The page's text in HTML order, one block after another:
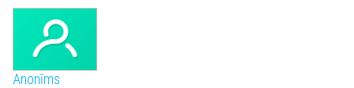
Anonīms